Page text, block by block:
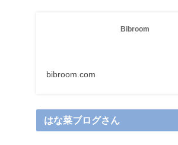
Bibroom
bibroom.com
はな菜ブログさん